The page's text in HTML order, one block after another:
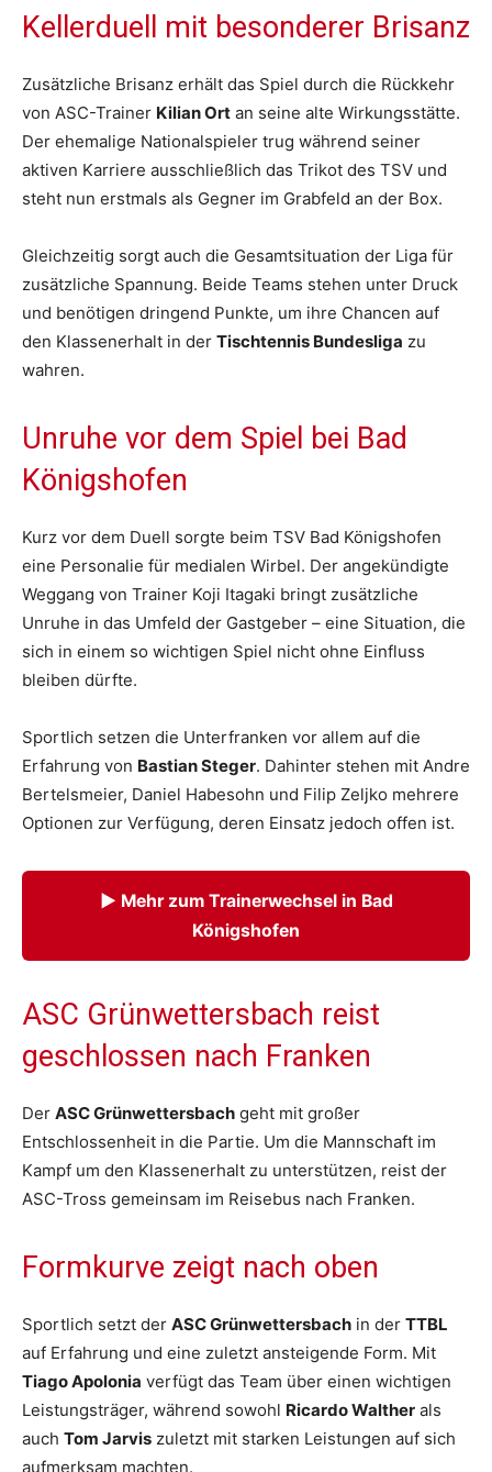
Kellerduell mit besonderer Brisanz
Zusätzliche Brisanz erhält das Spiel durch die Rückkehr
von ASC-Trainer Kilian Ort an seine alte Wirkungsstätte.
Der ehemalige Nationalspieler trug während seiner
aktiven Karriere ausschließlich das Trikot des TSV und
steht nun erstmals als Gegner im Grabfeld an der Box.
Gleichzeitig sorgt auch die Gesamtsituation der Liga für
zusätzliche Spannung. Beide Teams stehen unter Druck
und benötigen dringend Punkte, um ihre Chancen auf
den Klassenerhalt in der Tischtennis Bundesliga zu
wahren.
Unruhe vor dem Spiel bei Bad
Königshofen
Kurz vor dem Duell sorgte beim TSV Bad Königshofen
eine Personalie für medialen Wirbel. Der angekündigte
Weggang von Trainer Koji Itagaki bringt zusätzliche
Unruhe in das Umfeld der Gastgeber – eine Situation, die
sich in einem so wichtigen Spiel nicht ohne Einfluss
bleiben dürfte.
Sportlich setzen die Unterfranken vor allem auf die
Erfahrung von Bastian Steger. Dahinter stehen mit Andre
Bertelsmeier, Daniel Habesohn und Filip Zeljko mehrere
Optionen zur Verfügung, deren Einsatz jedoch offen ist.
▶ Mehr zum Trainerwechsel in Bad
Königshofen
ASC Grünwettersbach reist
geschlossen nach Franken
Der ASC Grünwettersbach geht mit großer
Entschlossenheit in die Partie. Um die Mannschaft im
Kampf um den Klassenerhalt zu unterstützen, reist der
ASC-Tross gemeinsam im Reisebus nach Franken.
Formkurve zeigt nach oben
Sportlich setzt der ASC Grünwettersbach in der TTBL
auf Erfahrung und eine zuletzt ansteigende Form. Mit
Tiago Apolonia verfügt das Team über einen wichtigen
Leistungsträger, während sowohl Ricardo Walther als
auch Tom Jarvis zuletzt mit starken Leistungen auf sich
aufmerksam machten.